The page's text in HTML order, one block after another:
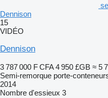
Dennison
15
VIDÉO
Dennison
3 787 000 F CFA 4 950 £GB ≈ 5
Semi-remorque porte-
2014
Nombre d'essieux 3